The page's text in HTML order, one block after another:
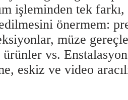
işleminden tek
önermem:
müze
ürünler vs.
eskiz ve video